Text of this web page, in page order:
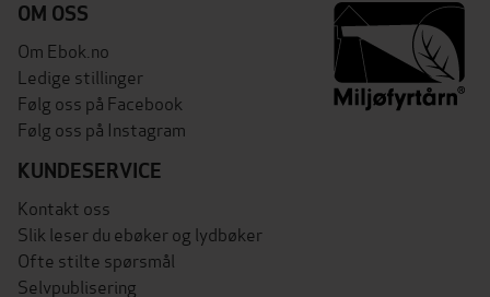
OM OSS
Om Ebok.no
Ledige stillinger
Følg oss på Facebook
Følg oss på Instagram
KUNDESERVICE
Kontakt oss
Slik leser du ebøker og lydbøker
Ofte stilte spørsmål
Selvpublisering